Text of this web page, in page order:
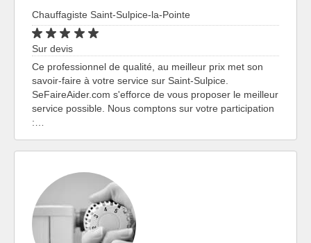
Chauffagiste Saint-Sulpice-la-Pointe
Sur devis
Ce professionnel de qualité, au meilleur prix met son
savoir-faire à votre service sur Saint-Sulpice.
SeFaireAider.com s'efforce de vous proposer le meilleur
service possible. Nous comptons sur votre participation
:…